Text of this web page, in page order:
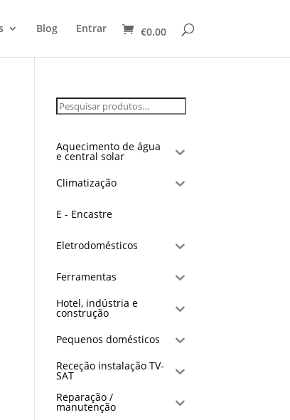
Blog Entrar €0.00
Aquecimento de água
e central solar
Climatização
E - Encastre
Eletrodomésticos
Ferramentas
Hotel, indústria e
construção
Pequenos domésticos
Receção instalação TV-
SAT
Reparação /
manutenção